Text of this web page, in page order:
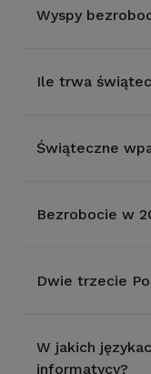
Wyspy
Ile trwa
Świąteczne
Bezrobocie w
Dwie trzecie
W jakich
informatycy?